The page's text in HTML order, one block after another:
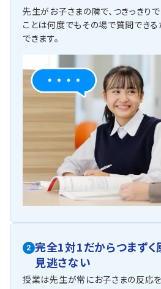
先生がお子さまの隣で、つきっきり
ことは何度でもその場で質問でき
できます。
2 完全1対1だからつまずく
見逃さない
授業は先生が常にお子さまの反応